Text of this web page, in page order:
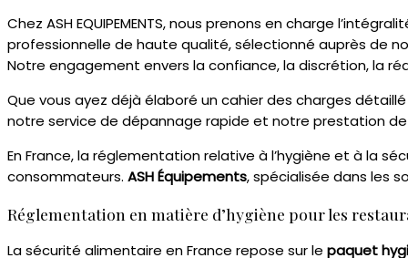
Chez ASH EQUIPEMENTS, nous prenons en charge
professionnelle de haute qualité, sélectionné auprès de nos
Notre engagement envers la confiance, la discrétion, la
Que vous ayez déjà élaboré un cahier des charges
notre service de dépannage rapide et notre prestation
En France, la réglementation relative à l’hygiène et à la
consommateurs. ASH Équipements, spécialisée dans les
Réglementation en matière d’hygiène pour les
La sécurité alimentaire en France repose sur le paquet